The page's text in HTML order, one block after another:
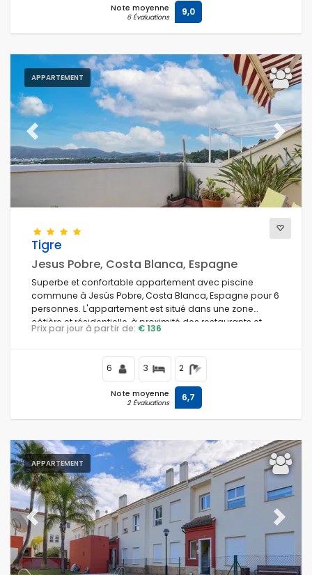
Confort
Prestations de service
Catégories supplémentaires
Note moyenne
6 Évaluations 9,0
APPARTEMENT
Previous Next
Tigre
Jesus Pobre, Costa Blanca, Espagne
Superbe et confortable appartement avec piscine
commune à Jesús Pobre, Costa Blanca, Espagne pour 6
personnes. L'appartement est situé dans une zone
côtière et résidentielle, à proximité des restaurants et
bars, des boutiques et supermarchés.
Prix par jour à partir de: € 136
6 3 2
Note moyenne
2 Évaluations 6,7
APPARTEMENT
Previous Next